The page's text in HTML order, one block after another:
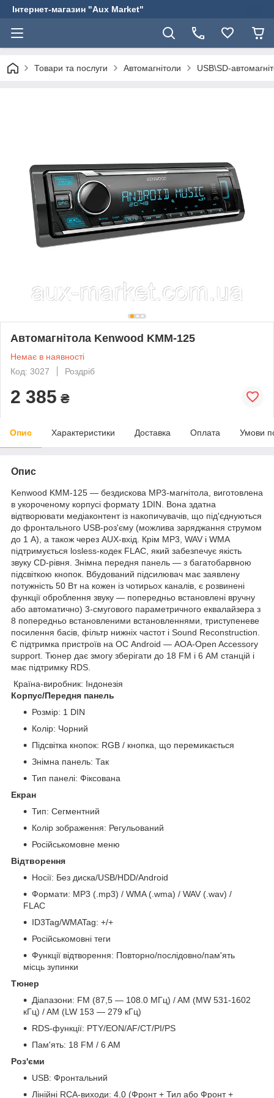
Інтернет-магазин "Aux Market"
Товари та послуги Автомагнітоли USB\SD-
Автомагнітола Kenwood KMM-125
Немає в наявності
Код: 3027
Роздріб
2 385 ₴
Опис Характеристики Доставка Оплата Умови
Опис
Kenwood KMM-125 — бездискова MP3-магнітола, виготовлена
в укороченому корпусі формату 1DIN. Вона здатна
відтворювати медіаконтент із накопичувачів, що під'єднуються
до фронтального USB-роз'єму (можлива заряджання струмом
до 1 А), а також через AUX-вхід. Крім MP3, WAV і WMA
підтримується losless-кодек FLAC, який забезпечує якість
звуку CD-рівня. Знімна передня панель — з багатобарвною
підсвіткою кнопок. Вбудований підсилювач має заявлену
потужність 50 Вт на кожен із чотирьох каналів, є розвинені
функції оброблення звуку — попередньо встановлені вручну
або автоматично) 3-смугового параметричного еквалайзера з
8 попередньо встановленими встановленнями, триступеневе
посилення басів, фільтр нижніх частот і Sound Reconstruction.
Є підтримка пристроїв на ОС Android — АОА-Open Accessory
support. Тюнер дає змогу зберігати до 18 FM і 6 AM станцій і
має підтримку RDS.
Країна-виробник: Індонезія
Корпус/Передня панель
Розмір: 1 DIN
Колір: Чорний
Підсвітка кнопок: RGB / кнопка, що перемикається
Знімна панель: Так
Тип панелі: Фіксована
Екран
Тип: Сегментний
Колір зображення: Регульований
Російськомовне меню
Відтворення
Носії: Без диска/USB/HDD/Android
Формати: MP3 (.mp3) / WMA (.wma) / WAV (.wav) /
FLAC
ID3Tag/WMATag: +/+
Російськомовні теги
Функції відтворення: Повторно/послідовно/пам'ять
місць зупинки
Тюнер
Діапазони: FM (87,5 — 108.0 МГц) / AM (MW 531-1602
кГц) / AM (LW 153 — 279 кГц)
RDS-функції: PTY/EON/AF/CT/PI/PS
Пам'ять: 18 FM / 6 AM
Роз'єми
USB: Фронтальний
Лінійні RCA-виходи: 4.0 (Фронт + Тил або Фронт +